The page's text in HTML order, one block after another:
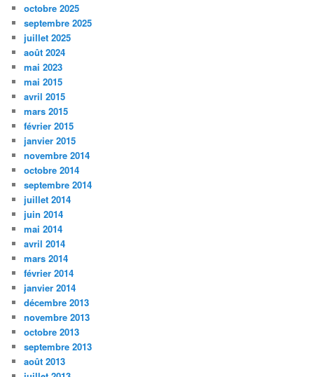
octobre 2025
septembre 2025
juillet 2025
août 2024
mai 2023
mai 2015
avril 2015
mars 2015
février 2015
janvier 2015
novembre 2014
octobre 2014
septembre 2014
juillet 2014
juin 2014
mai 2014
avril 2014
mars 2014
février 2014
janvier 2014
décembre 2013
novembre 2013
octobre 2013
septembre 2013
août 2013